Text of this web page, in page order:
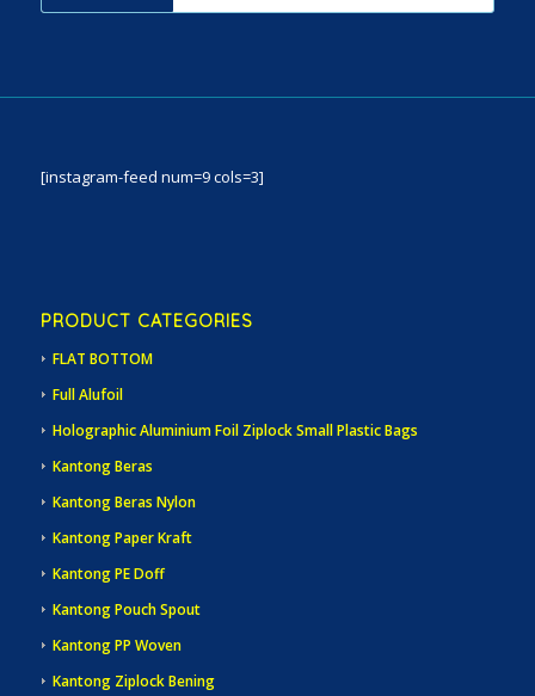
[instagram-feed num=9 cols=3]
PRODUCT CATEGORIES
FLAT BOTTOM
Full Alufoil
Holographic Aluminium Foil Ziplock Small Plastic Bags
Kantong Beras
Kantong Beras Nylon
Kantong Paper Kraft
Kantong PE Doff
Kantong Pouch Spout
Kantong PP Woven
Kantong Ziplock Bening